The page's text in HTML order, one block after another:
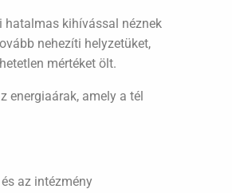
hatalmas kihívással néznek
nehezíti helyzetüket,
mértéket ölt.
energiaárak, amely a tél
az intézmény